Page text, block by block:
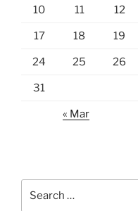
10 11 12
17 18 19
24 25 26
31
« Mar